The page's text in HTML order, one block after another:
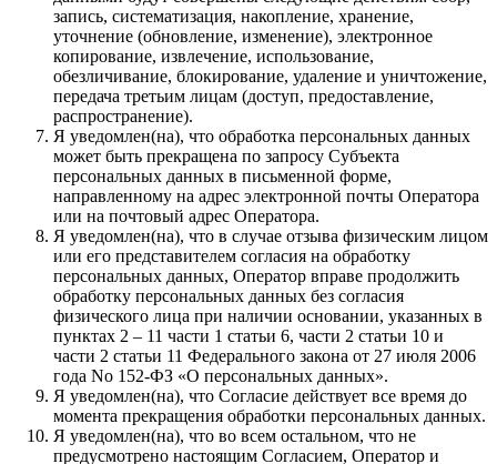
запись, систематизация, накопление, хранение,
уточнение (обновление, изменение), электронное
копирование, извлечение, использование,
обезличивание, блокирование, удаление и уничтожение,
передача третьим лицам (доступ, предоставление,
распространение).
Я уведомлен(на), что обработка персональных данных
может быть прекращена по запросу Субъекта
персональных данных в письменной форме,
направленному на адрес электронной почты Оператора
или на почтовый адрес Оператора.
Я уведомлен(на), что в случае отзыва физическим лицом
или его представителем согласия на обработку
персональных данных, Оператор вправе продолжить
обработку персональных данных без согласия
физического лица при наличии основании, указанных в
пунктах 2 – 11 части 1 статьи 6, части 2 статьи 10 и
части 2 статьи 11 Федерального закона от 27 июля 2006
года No 152-ФЗ «О персональных данных».
Я уведомлен(на), что Согласие действует все время до
момента прекращения обработки персональных данных.
Я уведомлен(на), что во всем остальном, что не
предусмотрено настоящим Согласием, Оператор и